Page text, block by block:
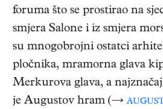
foruma što se prostirao na
smjera Salone i iz smjera
su mnogobrojni ostatci
pločnika, mramorna glava
Merkurova glava, a
je Augustov hram (→